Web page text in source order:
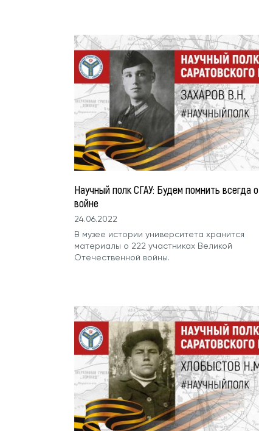
Научный полк СГАУ: Будем помнить всегда о
войне
24.06.2022
В музее истории университета хранится
материалы о 222 участниках Великой
Отечественной войны.